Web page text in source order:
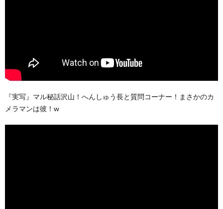
『実写』マル秘話沢山！へんしゅう長と質問コーナー！まさかのカ
メラマンは彼！w